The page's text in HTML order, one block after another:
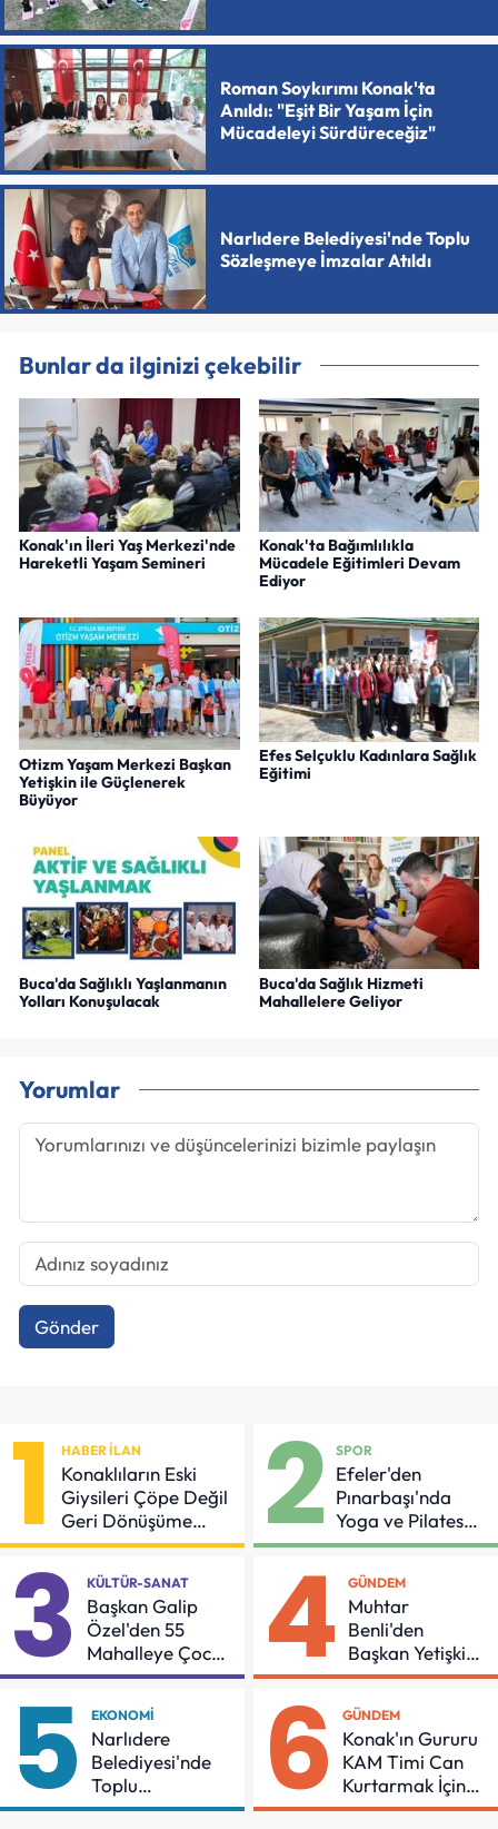
Roman Soykırımı Konak'ta
Anıldı: "Eşit Bir Yaşam İçin
Mücadeleyi Sürdüreceğiz"
Narlıdere Belediyesi'nde Toplu
Sözleşmeye İmzalar Atıldı
Bunlar da ilginizi çekebilir
Konak'ın İleri Yaş Merkezi'nde
Hareketli Yaşam Semineri
Konak'ta Bağımlılıkla
Mücadele Eğitimleri Devam
Ediyor
Otizm Yaşam Merkezi Başkan
Yetişkin ile Güçlenerek
Büyüyor
Efes Selçuklu Kadınlara Sağlık
Eğitimi
Buca'da Sağlıklı Yaşlanmanın
Yolları Konuşulacak
Buca'da Sağlık Hizmeti
Mahallelere Geliyor
Yorumlar
Gönder
1 HABER İLAN
Konaklıların Eski
Giysileri Çöpe Değil
Geri Dönüşüme
Gidiyor
2 SPOR
Efeler'den
Pınarbaşı'nda
Yoga ve Pilates
Buluşması
3 KÜLTÜR-SANAT
Başkan Galip
Özel'den 55
Mahalleye Çocuk
Şenliği
4 GÜNDEM
Muhtar
Benli'den
Başkan Yetişkin'e
Teşekkür
5 EKONOMI
Narlıdere
Belediyesi'nde
Toplu
Sözleşmeye
6 GÜNDEM
Konak'ın Gururu
KAM Timi Can
Kurtarmak İçin
Demir Aldı